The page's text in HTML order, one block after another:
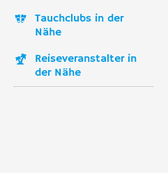
Tauchclubs in der
Nähe
Reiseveranstalter in
der Nähe